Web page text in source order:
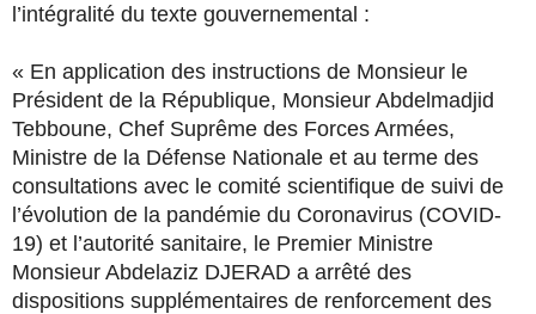
l’intégralité du texte gouvernemental :
« En application des instructions de Monsieur le
Président de la République, Monsieur Abdelmadjid
Tebboune, Chef Suprême des Forces Armées,
Ministre de la Défense Nationale et au terme des
consultations avec le comité scientifique de suivi de
l’évolution de la pandémie du Coronavirus (COVID-
19) et l’autorité sanitaire, le Premier Ministre
Monsieur Abdelaziz DJERAD a arrêté des
dispositions supplémentaires de renforcement des